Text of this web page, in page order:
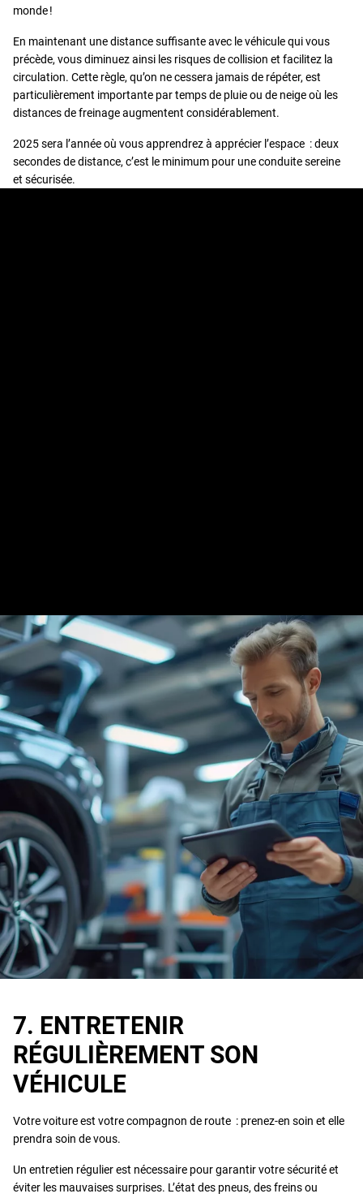
monde !
En maintenant une distance suffisante avec le véhicule qui vous
précède, vous diminuez ainsi les risques de collision et facilitez la
circulation. Cette règle, qu’on ne cessera jamais de répéter, est
particulièrement importante par temps de pluie ou de neige où les
distances de freinage augmentent considérablement.
2025 sera l’année où vous apprendrez à apprécier l’espace : deux
secondes de distance, c’est le minimum pour une conduite sereine
et sécurisée.
7. ENTRETENIR
RÉGULIÈREMENT SON
VÉHICULE
Votre voiture est votre compagnon de route : prenez-en soin et elle
prendra soin de vous.
Un entretien régulier est nécessaire pour garantir votre sécurité et
éviter les mauvaises surprises. L’état des pneus, des freins ou